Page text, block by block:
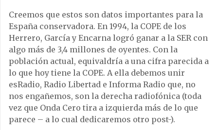
Creemos que estos son datos importantes para la
España conservadora. En 1994, la COPE de los
Herrero, García y Encarna logró ganar a la SER con
algo más de 3,4 millones de oyentes. Con la
población actual, equivaldría a una cifra parecida a
lo que hoy tiene la COPE. A ella debemos unir
esRadio, Radio Libertad e Informa Radio que, no
nos engañemos, son la derecha radiofónica (toda
vez que Onda Cero tira a izquierda más de lo que
parece – a lo cual dedicaremos otro post-).